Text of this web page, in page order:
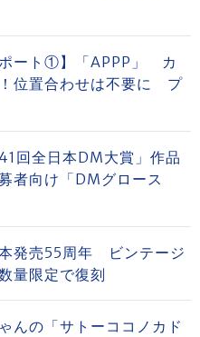
ポート①】「APPP」 カ
位置合わせは不要に プ
回全日本DM大賞」作品
者向け「DMグロース
本発売55周年 ビンテージ
量限定で復刻
んの「サトーココノカド